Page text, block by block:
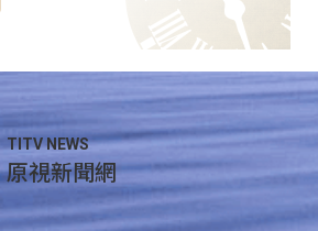
TITV NEWS
原視新聞網